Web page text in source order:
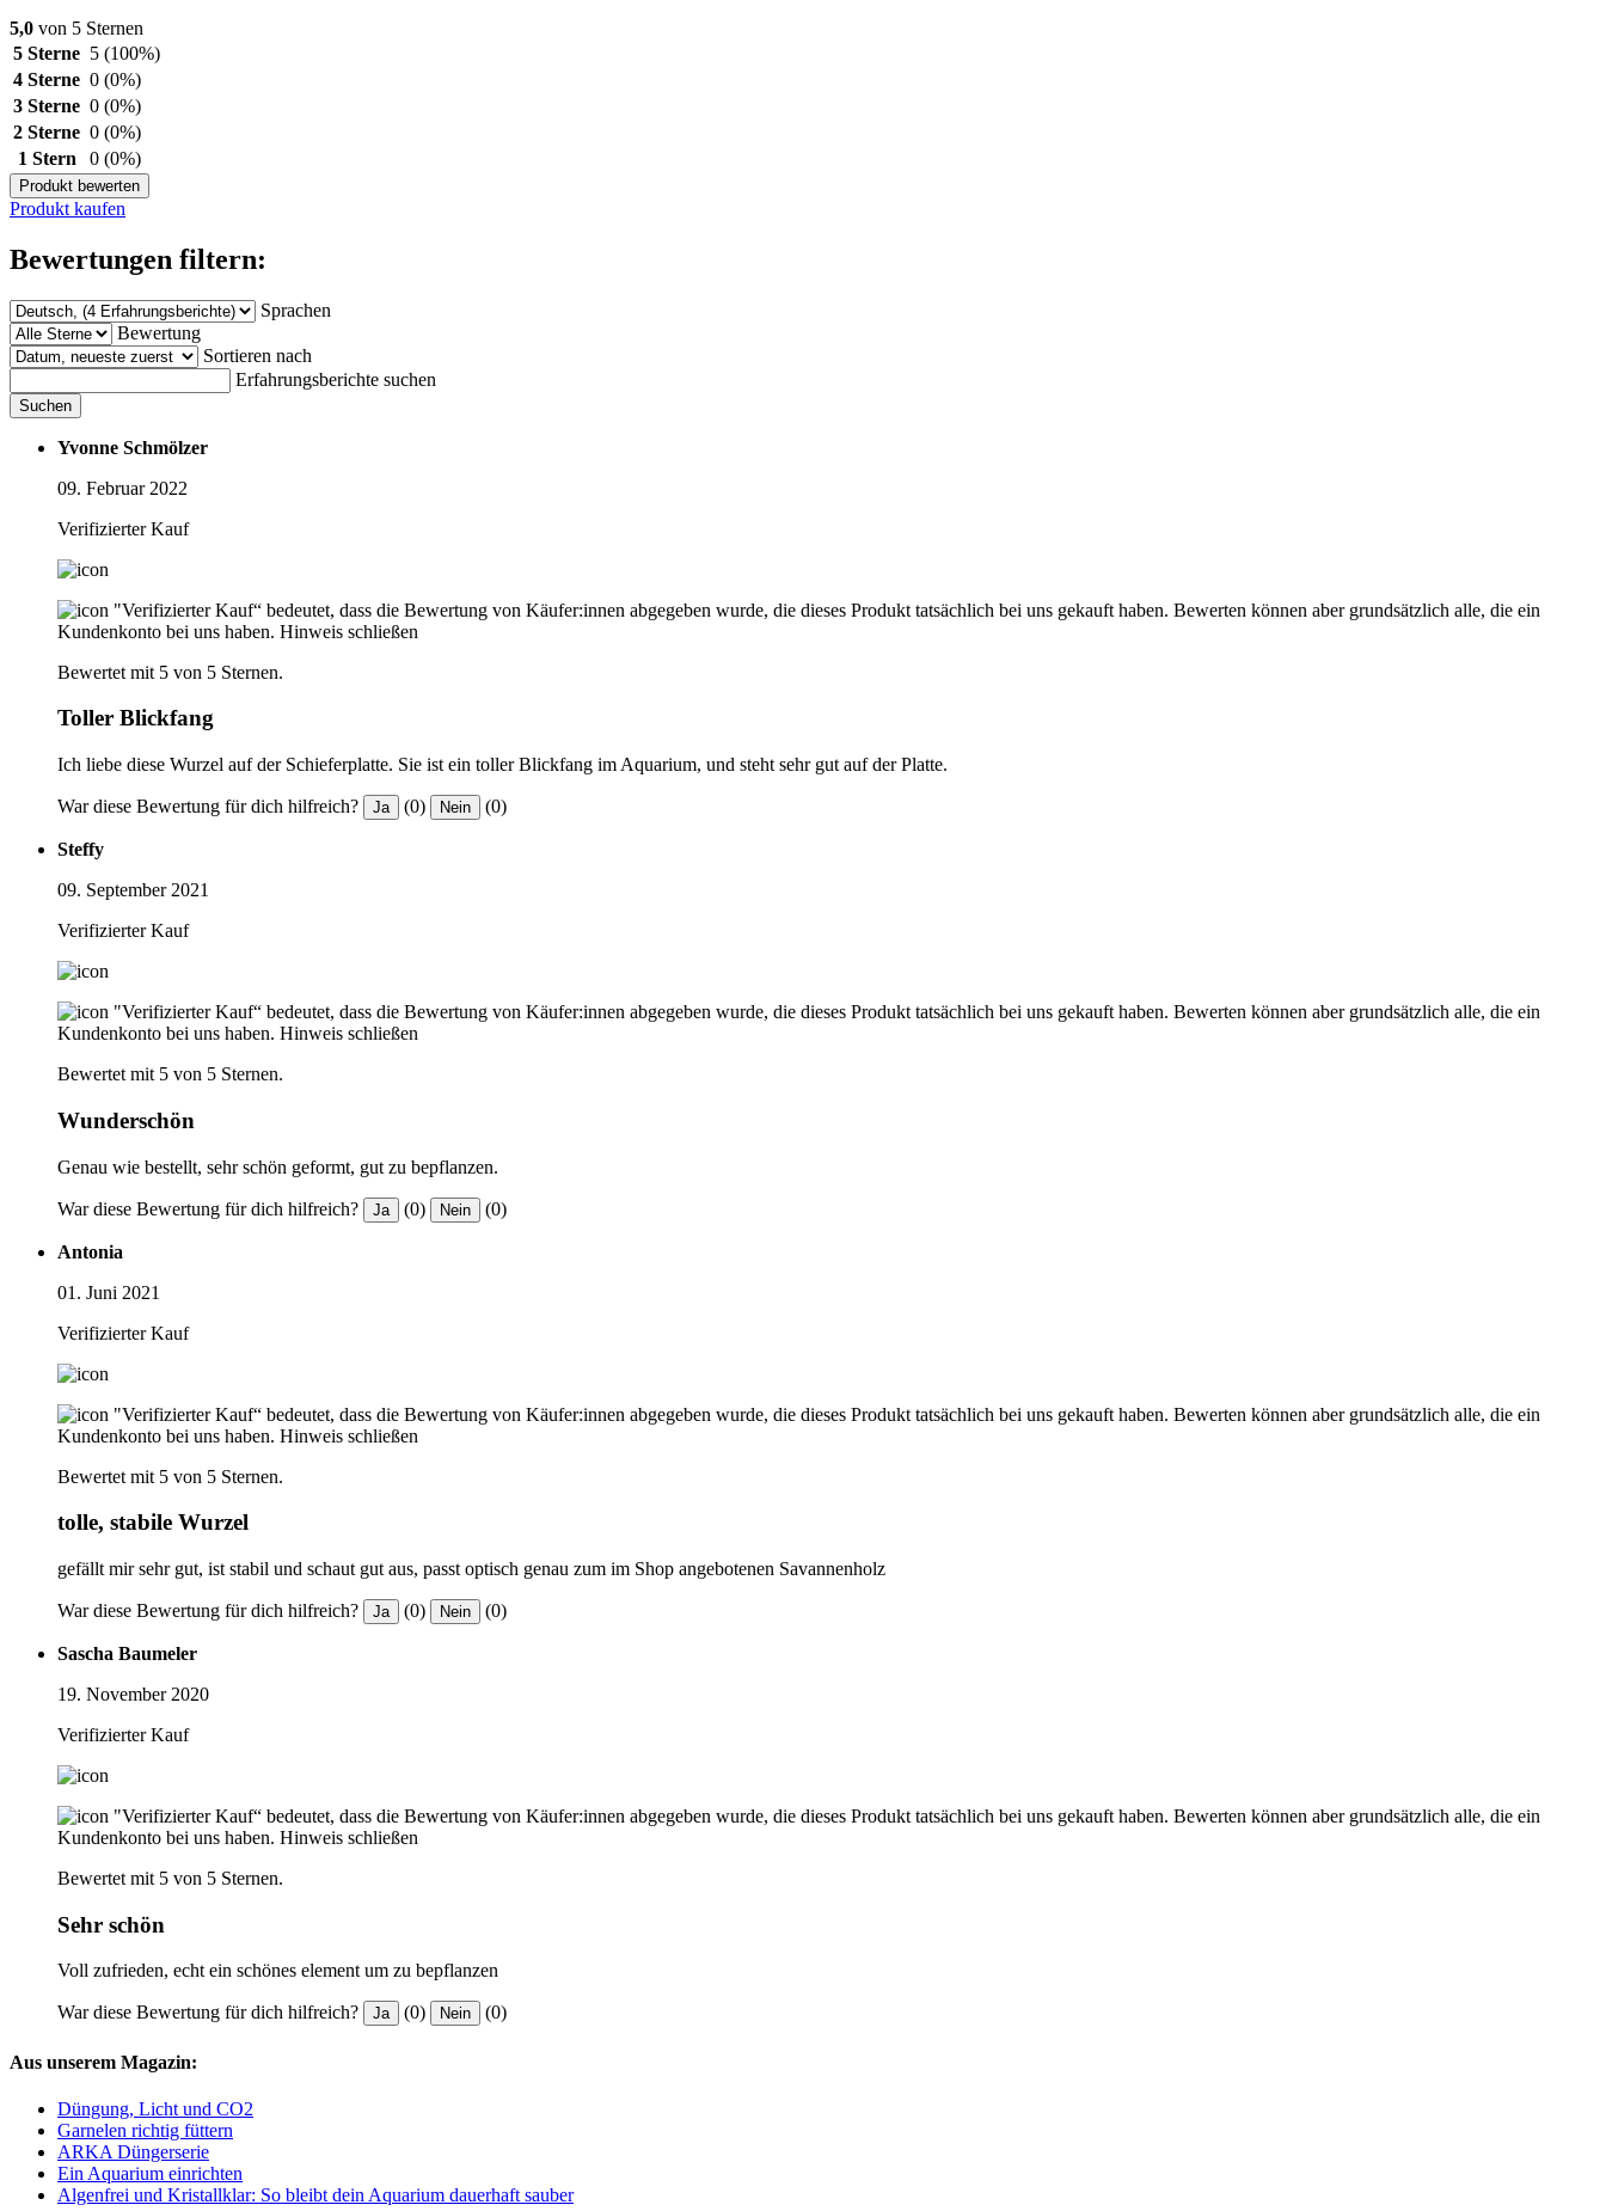
5,0 von 5 Sternen
5 Sterne 5 (100%)
4 Sterne 0 (0%)
3 Sterne 0 (0%)
2 Sterne 0 (0%)
1 Stern
0 (0%)
Produkt bewerten
Produkt kaufen
Bewertungen filtern:
Sprachen
Bewertung
Sortieren nach
Erfahrungsberichte suchen
Suchen
Yvonne Schmölzer
09. Februar 2022
Verifizierter Kauf
"Verifizierter Kauf“ bedeutet, dass die Bewertung von Käufer:innen abgegeben wurde, die dieses Produkt tatsächlich bei uns gekauft haben. Bewerten können aber grundsätzlich alle, die ein
Kundenkonto bei uns haben. Hinweis schließen
Bewertet mit 5 von 5 Sternen.
Toller Blickfang
Ich liebe diese Wurzel auf der Schieferplatte. Sie ist ein toller Blickfang im Aquarium, und steht sehr gut auf der Platte.
War diese Bewertung für dich hilfreich? Ja (0) Nein (0)
Steffy
09. September 2021
Verifizierter Kauf
"Verifizierter Kauf“ bedeutet, dass die Bewertung von Käufer:innen abgegeben wurde, die dieses Produkt tatsächlich bei uns gekauft haben. Bewerten können aber grundsätzlich alle, die ein
Kundenkonto bei uns haben. Hinweis schließen
Bewertet mit 5 von 5 Sternen.
Wunderschön
Genau wie bestellt, sehr schön geformt, gut zu bepflanzen.
War diese Bewertung für dich hilfreich? Ja (0) Nein (0)
Antonia
01. Juni 2021
Verifizierter Kauf
"Verifizierter Kauf“ bedeutet, dass die Bewertung von Käufer:innen abgegeben wurde, die dieses Produkt tatsächlich bei uns gekauft haben. Bewerten können aber grundsätzlich alle, die ein
Kundenkonto bei uns haben. Hinweis schließen
Bewertet mit 5 von 5 Sternen.
tolle, stabile Wurzel
gefällt mir sehr gut, ist stabil und schaut gut aus, passt optisch genau zum im Shop angebotenen Savannenholz
War diese Bewertung für dich hilfreich? Ja (0) Nein (0)
Sascha Baumeler
19. November 2020
Verifizierter Kauf
"Verifizierter Kauf“ bedeutet, dass die Bewertung von Käufer:innen abgegeben wurde, die dieses Produkt tatsächlich bei uns gekauft haben. Bewerten können aber grundsätzlich alle, die ein
Kundenkonto bei uns haben. Hinweis schließen
Bewertet mit 5 von 5 Sternen.
Sehr schön
Voll zufrieden, echt ein schönes element um zu bepflanzen
War diese Bewertung für dich hilfreich? Ja (0) Nein (0)
Aus unserem Magazin:
Düngung, Licht und CO2
Garnelen richtig füttern
ARKA Düngerserie
Ein Aquarium einrichten
Algenfrei und Kristallklar: So bleibt dein Aquarium dauerhaft sauber